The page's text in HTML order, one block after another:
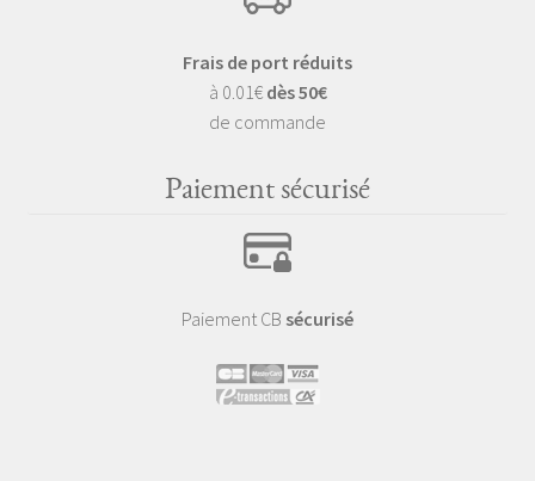
Frais de port réduits
à 0.01€ dès 50€
de commande
Paiement sécurisé
Paiement CB sécurisé